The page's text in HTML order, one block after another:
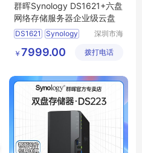
群晖Synology DS1621+六盘
网络存储服务器企业级云盘
DS1621
Synology
企业办公
深圳市海
技有限公
￥ 7999.00 拨打电话